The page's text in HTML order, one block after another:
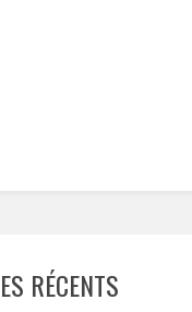
RÉCENTS